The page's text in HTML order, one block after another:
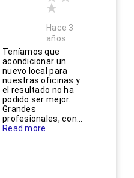
Hace 3
años
Teníamos que
acondicionar un
nuevo local para
nuestras oficinas y
el resultado no ha
podido ser mejor.
Grandes
profesionales, con...
Read more